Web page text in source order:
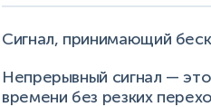
Сигнал, принимающий
Непрерывный сигнал —
времени без резких